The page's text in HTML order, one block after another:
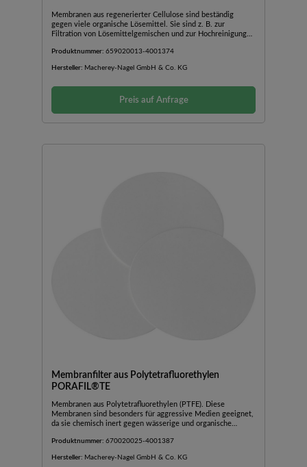
Membranen aus regenerierter Cellulose sind beständig
gegen viele organische Lösemittel. Sie sind z. B. zur
Filtration von Lösemittelgemischen und zur Hochreinigung
Produktnummer: 659020013-4001374
Hersteller: Macherey-Nagel GmbH & Co. KG
Preis auf Anfrage
Membranfilter aus Polytetrafluorethylen
PORAFIL®TE
Membranen aus Polytetrafluorethylen (PTFE). Diese
Membranen sind besonders für aggressive Medien geeignet,
da sie chemisch inert gegen wässerige und organische
Membranen sind hydrophob, so dass bei Filtration wässeriger
Durchbruchsdruck sein muss. PORAFIL® TE Membranen
Produktnummer: 670020025-4001387
Hersteller: Macherey-Nagel GmbH & Co. KG